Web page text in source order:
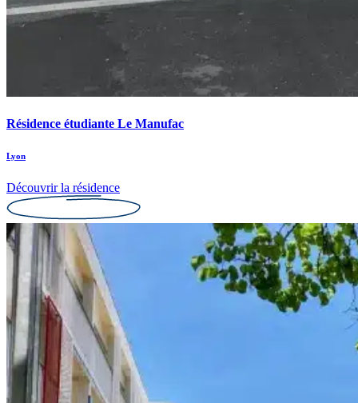
Résidence étudiante Le Manufac
Lyon
Découvrir la résidence